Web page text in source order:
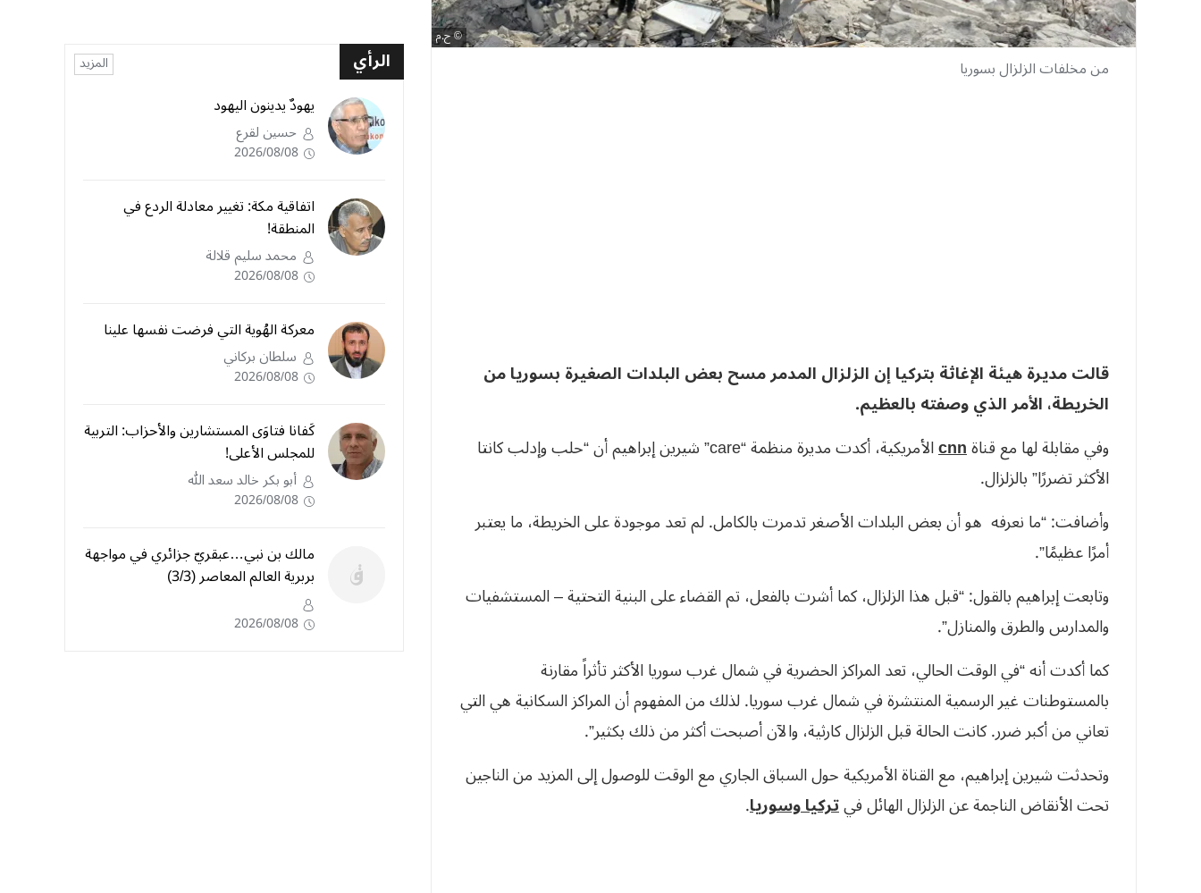
ح.م
من مخلفات الزلزال بسوريا
قالت مديرة هيئة الإغاثة بتركيا إن الزلزال المدمر مسح بعض البلدات الصغيرة بسوريا من
الخريطة، الأمر الذي وصفته بالعظيم.
وفي مقابلة لها مع قناةcnn
الأمريكية، أكدت مديرة منظمة “care” شيرين إبراهيم أن “حلب وإدلب كانتا
الأكثر تضررًا” بالزلزال.
وأضافت: “ما نعرفه هو أن بعض البلدات الأصغر تدمرت بالكامل. لم تعد موجودة على الخريطة، ما يعتبر
أمرًا عظيمًا”.
وتابعت إبراهيم بالقول: “قبل هذا الزلزال، كما أشرت بالفعل، تم القضاء على البنية التحتية – المستشفيات
والمدارس والطرق والمنازل”.
كما أكدت أنه “في الوقت الحالي، تعد المراكز الحضرية في شمال غرب سوريا الأكثر تأثراً مقارنة
بالمستوطنات غير الرسمية المنتشرة في شمال غرب سوريا. لذلك من المفهوم أن المراكز السكانية هي التي
تعاني من أكبر ضرر. كانت الحالة قبل الزلزال كارثية، والآن أصبحت أكثر من ذلك بكثير”.
وتحدثت شيرين إبراهيم، مع القناة الأمريكية حول السباق الجاري مع الوقت للوصول إلى المزيد من الناجين
تحت الأنقاض الناجمة عن الزلزال الهائل فيتركيا وسوريا.
الرأي المزيد
يهودٌ يدينون اليهود
حسين لقرع
2026/08/08
اتفاقية مكة: تغيير معادلة الردع في
المنطقة!
محمد سليم قلالة
2026/08/08
معركة الهُوية التي فرضت نفسها علينا
سلطان بركاني
2026/08/08
كَفانا فتاوَى المستشارين والأحزاب: التربية
للمجلس الأعلى!
أبو بكر خالد سعد الله
2026/08/08
مالك بن نبي…عبقريّ جزائري في مواجهة
بربرية العالم المعاصر (3/3)
2026/08/08